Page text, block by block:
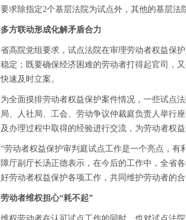
要求除指定2个基层法院为试点外，其他的基层法
多方联动形成化解矛盾合力
省高院党组要求，试点法院在审理劳动者权益保
稳定；既要确保经济困难的劳动者打得起官司，
快速及时立案。
为全面摸排劳动者权益保护案件情况，一些试点
局、人社局、工会、劳动争议仲裁庭负责人举行
及办理过程中取得的经验进行交流，为劳动者权
“劳动者权益保护审判庭试点工作是一个亮点，
障厅副厅长汤正德表示，在今后的工作中，全省
好劳动者权益保护各项工作，共同维护劳动者的合
劳动者维权担心“耗不起”